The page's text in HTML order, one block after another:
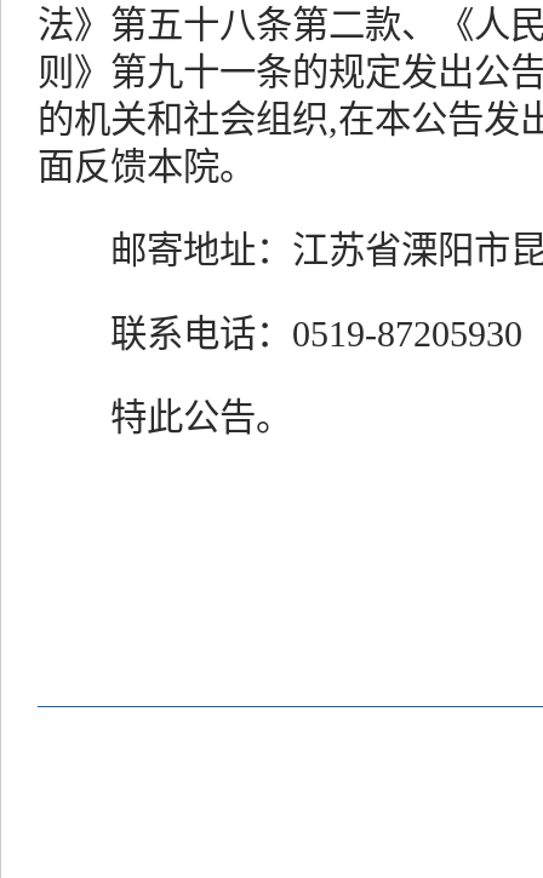
法》第五十八条第二款、《人
则》第九十一条的规定发出公
的机关和社会组织,在本公告发
面反馈本院。
邮寄地址：江苏省溧阳市昆
联系电话：0519-87205930
特此公告。